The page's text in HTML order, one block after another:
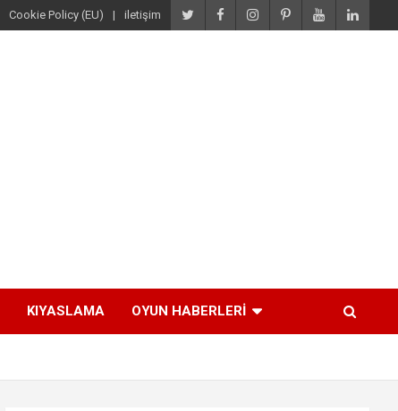
Cookie Policy (EU) iletişim
KIYASLAMA OYUN HABERLERI